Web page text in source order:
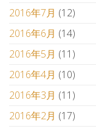
2016年7月 (12)
2016年6月 (14)
2016年5月 (11)
2016年4月 (10)
2016年3月 (11)
2016年2月 (17)